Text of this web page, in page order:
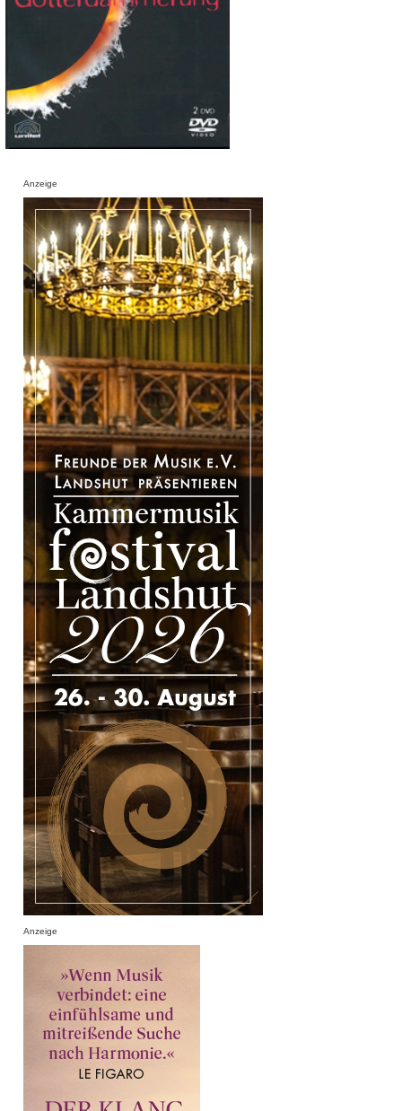
Anzeige
Anzeige